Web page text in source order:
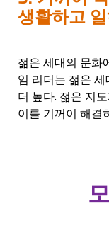
생활하고
젊은 세대의 문화
임 리더는 젊은
더 높다. 젊은 지
이를 기꺼이 해결